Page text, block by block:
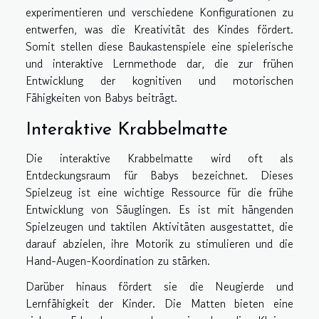
experimentieren und verschiedene Konfigurationen zu
entwerfen, was die Kreativität des Kindes fördert.
Somit stellen diese Baukastenspiele eine spielerische
und interaktive Lernmethode dar, die zur frühen
Entwicklung der kognitiven und motorischen
Fähigkeiten von Babys beiträgt.
Interaktive Krabbelmatte
Die interaktive Krabbelmatte wird oft als
Entdeckungsraum für Babys bezeichnet. Dieses
Spielzeug ist eine wichtige Ressource für die frühe
Entwicklung von Säuglingen. Es ist mit hängenden
Spielzeugen und taktilen Aktivitäten ausgestattet, die
darauf abzielen, ihre Motorik zu stimulieren und die
Hand-Augen-Koordination zu stärken.
Darüber hinaus fördert sie die Neugierde und
Lernfähigkeit der Kinder. Die Matten bieten eine